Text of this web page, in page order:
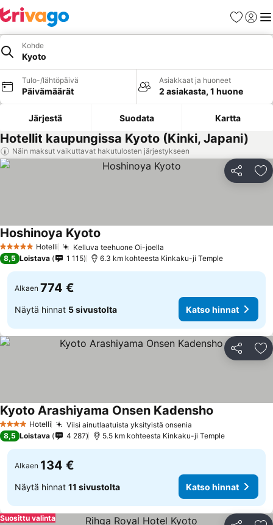
Suosikit
Kohde
Kyoto
Tulo-/lähtöpäivä
Päivämäärät
Asiakkaat ja huoneet
2 asiakasta, 1 huone
Järjestä Suodata Kartta
Hotellit kaupungissa Kyoto (Kinki, Japani)
Näin maksut vaikuttavat hakutulosten järjestykseen
Jaa
5 Tähtiluokitus
Hotelli Kelluva teehuone Oi-joella
Hoshinoya Kyoto
8,5 Loistava 1 115 6.3 km kohteesta Kinkaku-ji Temple
Alkaen 774 €
Näytä hinnat 5 sivustolta Katso hinnat
Jaa
4 Tähtiluokitus
Hotelli Viisi ainutlaatuista yksityistä onsenia
Kyoto Arashiyama Onsen Kadensho
8,5 Loistava 4 287 5.5 km kohteesta Kinkaku-ji Temple
Alkaen 134 €
Näytä hinnat 11 sivustolta Katso hinnat
Suosittu valinta